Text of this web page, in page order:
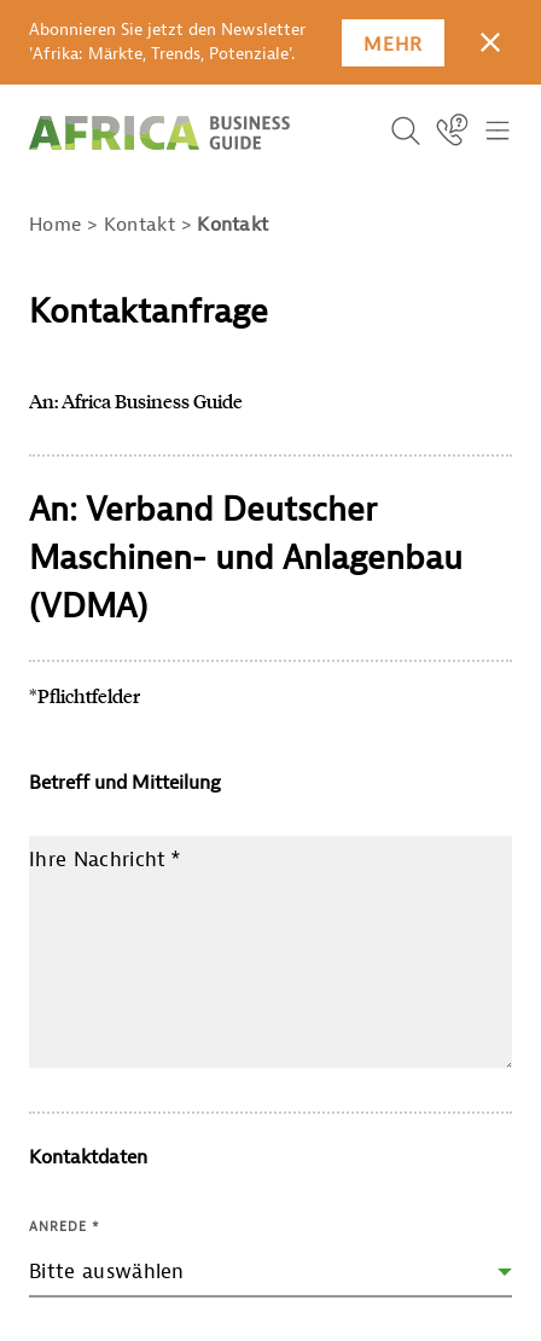
Abonnieren Sie jetzt den Newsletter
'Afrika: Märkte, Trends, Potenziale'.
MEHR
ICON
Suchbegriff
SUCHEN
Icon Link
Home Kontakt Kontakt
Kontaktanfrage
An: Africa Business Guide
An: Verband Deutscher
Maschinen- und Anlagenbau
(VDMA)
*Pflichtfelder
Betreff und Mitteilung
Ihre Nachricht *
Kontaktdaten
ANREDE *